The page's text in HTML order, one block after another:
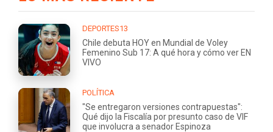
DEPORTES13
Chile debuta HOY en Mundial de Voley
Femenino Sub 17: A qué hora y cómo ver EN
VIVO
POLÍTICA
"Se entregaron versiones contrapuestas":
Qué dijo la Fiscalía por presunto caso de VIF
que involucra a senador Espinoza